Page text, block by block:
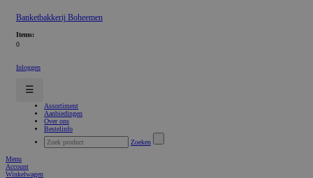
Banketbakkerij Boheemen
Items:
0
Inloggen
☰
Assortiment
Aanbiedingen
Over ons
Bestelinfo
Zoeken
Menu
Account
Winkelwagen